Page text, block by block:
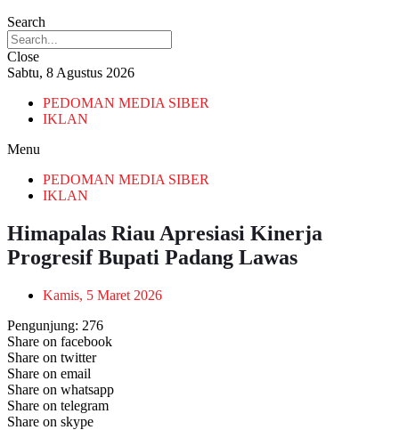
Search
Close
Sabtu, 8 Agustus 2026
PEDOMAN MEDIA SIBER
IKLAN
Menu
PEDOMAN MEDIA SIBER
IKLAN
Himapalas Riau Apresiasi Kinerja
Progresif Bupati Padang Lawas
Kamis, 5 Maret 2026
Pengunjung: 276
Share on facebook
Share on twitter
Share on email
Share on whatsapp
Share on telegram
Share on skype